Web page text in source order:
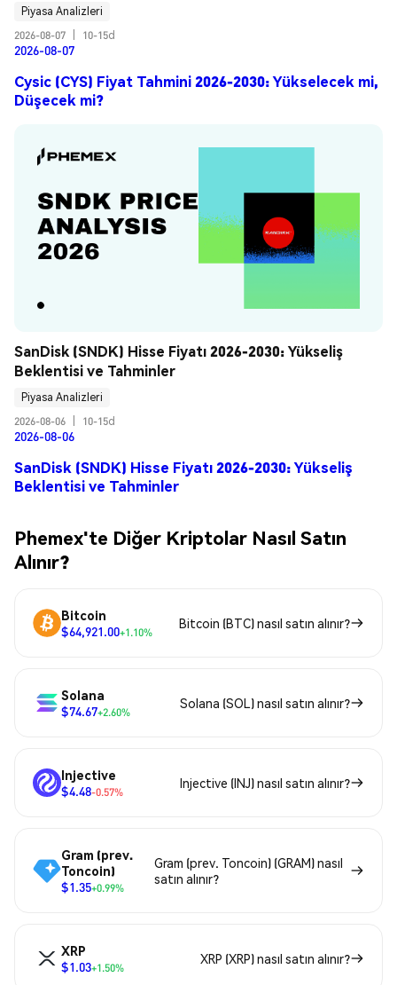
Piyasa Analizleri
2026-08-07
10-15d
2026-08-07
Cysic (CYS) Fiyat Tahmini 2026-2030: Yükselecek mi,
Düşecek mi?
SanDisk (SNDK) Hisse Fiyatı 2026-2030: Yükseliş
Beklentisi ve Tahminler
Piyasa Analizleri
2026-08-06
10-15d
2026-08-06
SanDisk (SNDK) Hisse Fiyatı 2026-2030: Yükseliş
Beklentisi ve Tahminler
Phemex'te Diğer Kriptolar Nasıl Satın
Alınır?
Bitcoin
$64,921.00+1.10%
Bitcoin (BTC) nasıl satın alınır?
Solana
$74.67+2.60%
Solana (SOL) nasıl satın alınır?
Injective
$4.48-0.57%
Injective (INJ) nasıl satın alınır?
Gram (prev.
Toncoin)
$1.35+0.99%
Gram (prev. Toncoin) (GRAM) nasıl
satın alınır?
XRP
$1.03+1.50%
XRP (XRP) nasıl satın alınır?